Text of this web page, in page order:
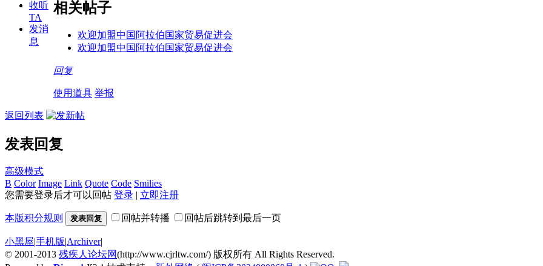
收听
TA
发消
息
相关帖子
欢迎加盟中国阿拉伯国家贸易促进会
欢迎加盟中国阿拉伯国家贸易促进会
回复
使用道具 举报
返回列表
发表回复
高级模式
B Color Image Link Quote Code Smilies
您需要登录后才可以回帖 登录 | 立即注册
本版积分规则 发表回复 回帖并转播 回帖后跳转到最后一页
小黑屋|手机版|Archiver|
© 2001-2013 残疾人论坛网(http://www.cjrltw.com/) 版权所有 All Rights Reserved.